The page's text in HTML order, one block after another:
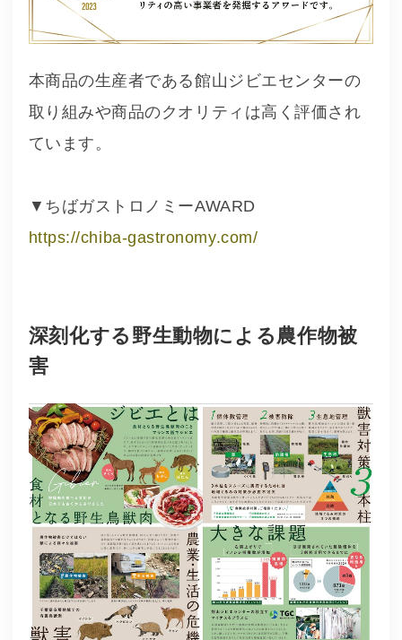
本商品の生産者である館山ジビエセンターの
取り組みや商品のクオリティは高く評価され
ています。
▼ちばガストロノミーAWARD
https://chiba-gastronomy.com/
深刻化する野生動物による農作物被
害